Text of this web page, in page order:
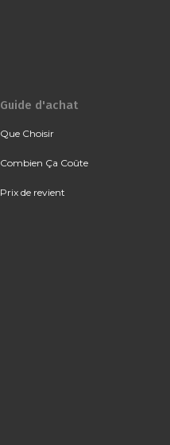
Guide d'achat
Que Choisir
Combien Ça Coûte
Prix de revient